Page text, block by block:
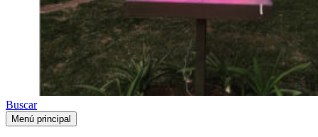
Buscar
Menú principal